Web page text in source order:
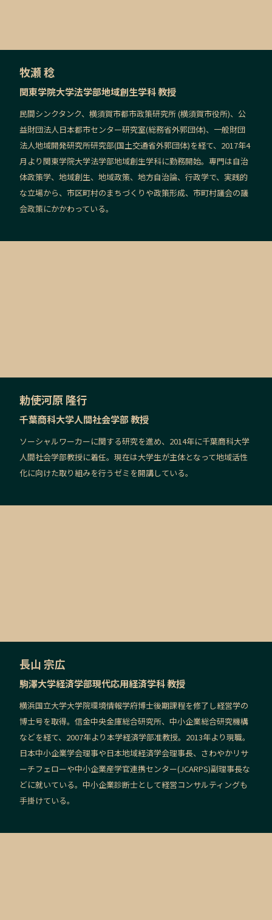
牧瀬 稔
関東学院大学法学部地域創生学科 教授
民間シンクタンク、横須賀市都市政策研究所 (横須賀市役所)、公
益財団法人日本都市センター研究室(総務省外郭団体)、一般財団
法人地域開発研究所研究部(国土交通省外郭団体)を経て、2017年4
月より関東学院大学法学部地域創生学科に勤務開始。専門は自治
体政策学、地域創生、地域政策、地方自治論、行政学で、実践的
な立場から、市区町村のまちづくりや政策形成、市町村議会の議
会政策にかかわっている。
勅使河原 隆行
千葉商科大学人間社会学部 教授
ソーシャルワーカーに関する研究を進め、2014年に千葉商科大学
人間社会学部教授に着任。現在は大学生が主体となって地域活性
化に向けた取り組みを行うゼミを開講している。
長山 宗広
駒澤大学経済学部現代応用経済学科 教授
横浜国立大学大学院環境情報学府博士後期課程を修了し経営学の
博士号を取得。信金中央金庫総合研究所、中小企業総合研究機構
などを経て、2007年より本学経済学部准教授。2013年より現職。
日本中小企業学会理事や日本地域経済学会理事長、さわやかリサ
ーチフェローや中小企業産学官連携センター(JCARPS)副理事長な
どに就いている。中小企業診断士として経営コンサルティングも
手掛けている。